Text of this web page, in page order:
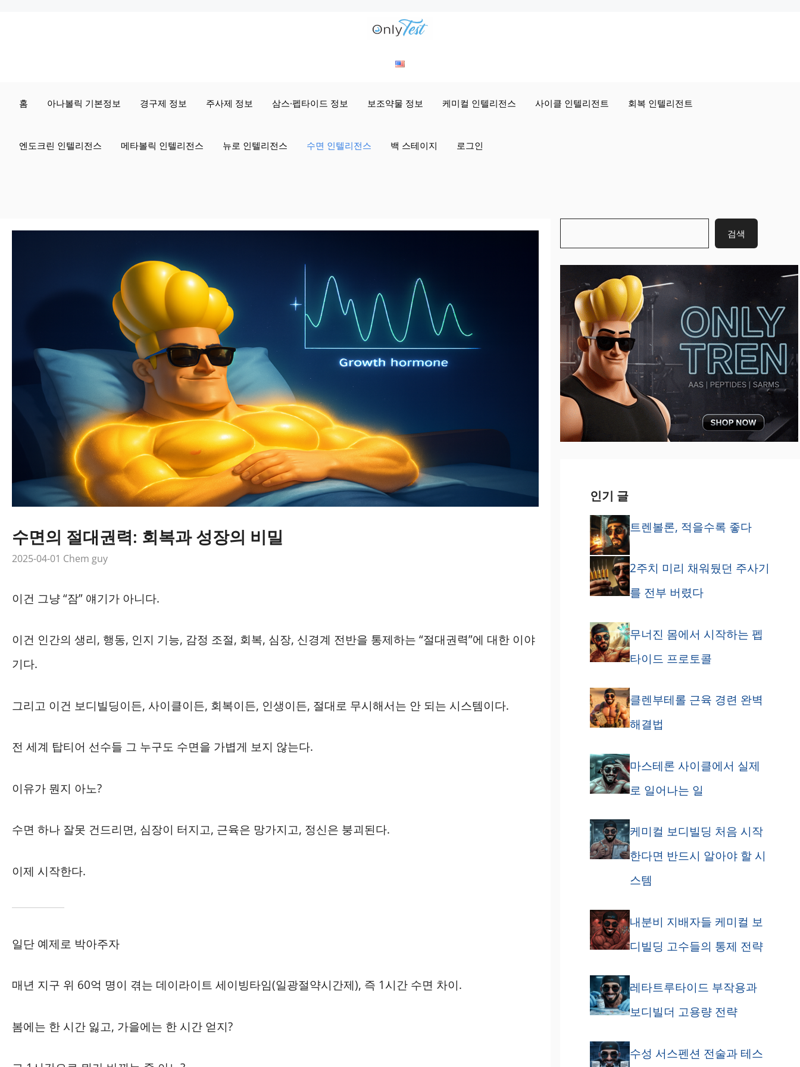
홈 아나볼릭 기본정보 경구제 정보 주사제 정보 삼스·펩타이드 정보 보조약물 정보 케미컬 인텔리전스 사이클 인텔리전트 회복 인텔리전트
엔도크린 인텔리전스 메타볼릭 인텔리전스 뉴로 인텔리전스 수면 인텔리전스 백 스테이지 로그인
수면의 절대권력: 회복과 성장의 비밀
2025-04-01 Chem guy
이건 그냥 “잠” 얘기가 아니다.
이건 인간의 생리, 행동, 인지 기능, 감정 조절, 회복, 심장, 신경계 전반을 통제하는 “절대권력”에 대한 이야
기다.
그리고 이건 보디빌딩이든, 사이클이든, 회복이든, 인생이든, 절대로 무시해서는 안 되는 시스템이다.
전 세계 탑티어 선수들 그 누구도 수면을 가볍게 보지 않는다.
이유가 뭔지 아노?
수면 하나 잘못 건드리면, 심장이 터지고, 근육은 망가지고, 정신은 붕괴된다.
이제 시작한다.
일단 예제로 박아주자
매년 지구 위 60억 명이 겪는 데이라이트 세이빙타임(일광절약시간제), 즉 1시간 수면 차이.
봄에는 한 시간 잃고, 가을에는 한 시간 얻지?
검색
인기 글
트렌볼론, 적을수록 좋다
2주치 미리 채워뒀던 주사기
를 전부 버렸다
무너진 몸에서 시작하는 펩
타이드 프로토콜
클렌부테롤 근육 경련 완벽
해결법
마스테론 사이클에서 실제
로 일어나는 일
케미컬 보디빌딩 처음 시작
한다면 반드시 알아야 할 시
스템
내분비 지배자들 케미컬 보
디빌딩 고수들의 통제 전략
레타트루타이드 부작용과
보디빌더 고용량 전략
수성 서스펜션 전술과 테스